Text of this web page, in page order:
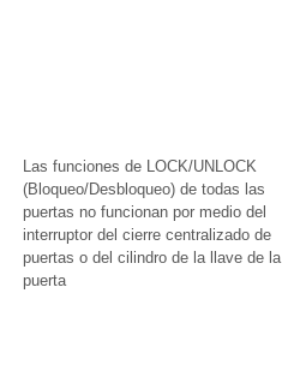
Las funciones de LOCK/UNLOCK
(Bloqueo/Desbloqueo) de todas las
puertas no funcionan por medio del
interruptor del cierre centralizado de
puertas o del cilindro de la llave de la
puerta